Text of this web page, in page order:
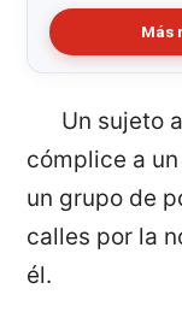
Más
Un sujeto
cómplice a
un grupo de
calles por la
él.